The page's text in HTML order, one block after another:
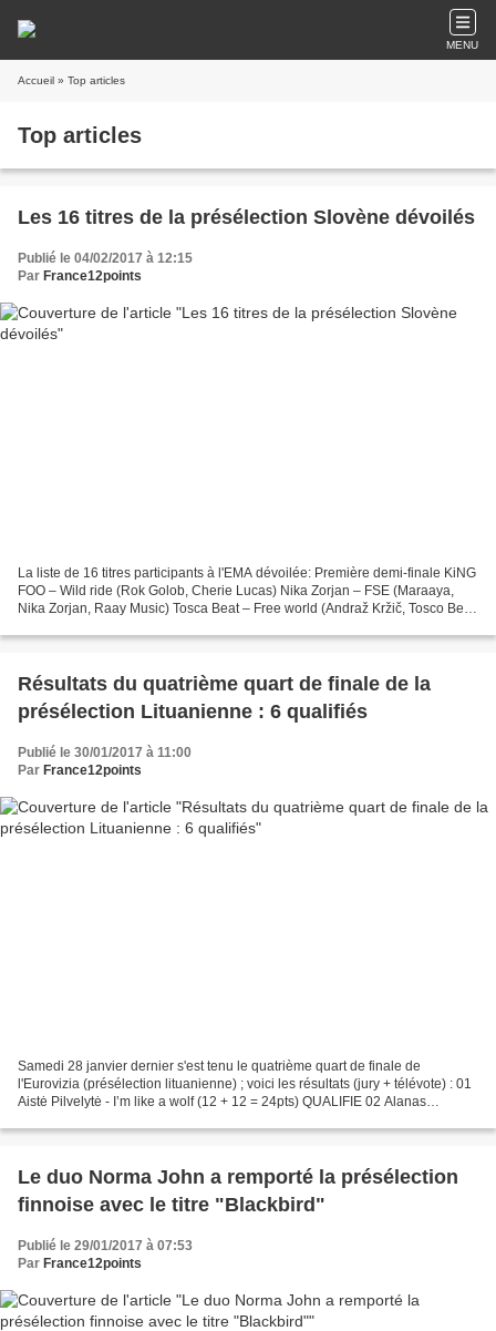
MENU
Accueil » Top articles
Top articles
Les 16 titres de la présélection Slovène dévoilés
Publié le 04/02/2017 à 12:15
Par France12points
La liste de 16 titres participants à l'EMA dévoilée: Première demi-finale KiNG
FOO – Wild ride (Rok Golob, Cherie Lucas) Nika Zorjan – FSE (Maraaya,
Nika Zorjan, Raay Music) Tosca Beat – Free world (Andraž Kržič, Tosco Beat,
Résultats du quatrième quart de finale de la
présélection Lituanienne : 6 qualifiés
Publié le 30/01/2017 à 11:00
Par France12points
Samedi 28 janvier dernier s'est tenu le quatrième quart de finale de
l'Eurovizia (présélection lituanienne) ; voici les résultats (jury + télévote) : 01
Aistė Pilvelytė - I’m like a wolf (12 + 12 = 24pts) QUALIFIE 02 Alanas
Le duo Norma John a remporté la présélection
finnoise avec le titre "Blackbird"
Publié le 29/01/2017 à 07:53
Par France12points